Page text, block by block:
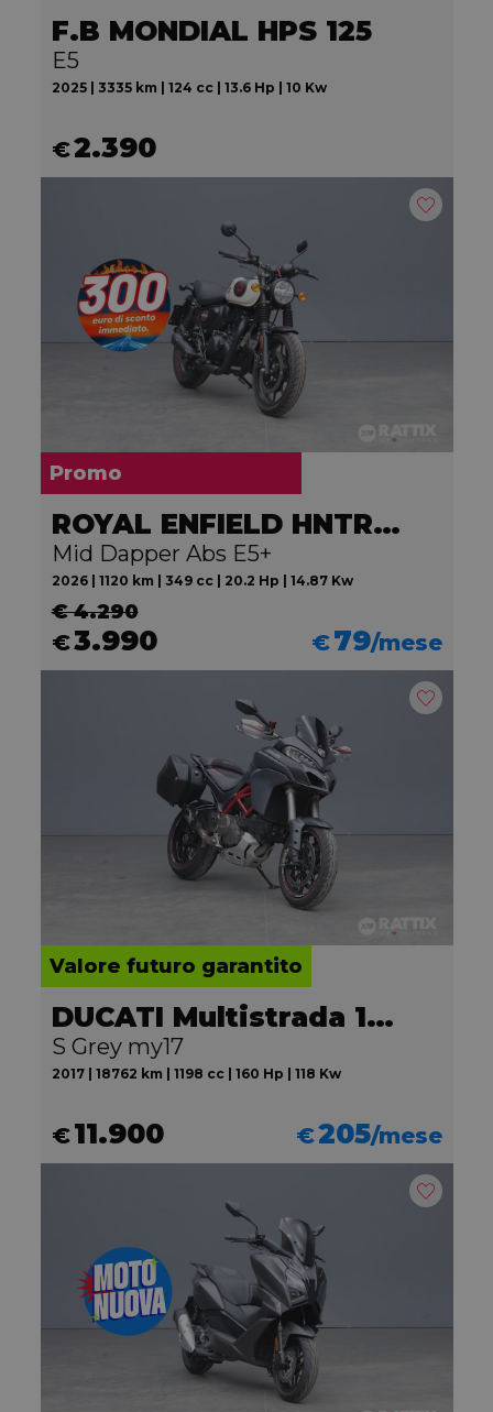
F.B MONDIAL HPS 125
E5
2025 | 3335 km | 124 cc | 13.6 Hp | 10 Kw
€2.390
Promo
ROYAL ENFIELD HNTR 350
Mid Dapper Abs E5+
2026 | 1120 km | 349 cc | 20.2 Hp | 14.87 Kw
€ 4.290
€3.990 €79/mese
Valore futuro garantito
DUCATI Multistrada 1200
S Grey my17
2017 | 18762 km | 1198 cc | 160 Hp | 118 Kw
€11.900 €205/mese